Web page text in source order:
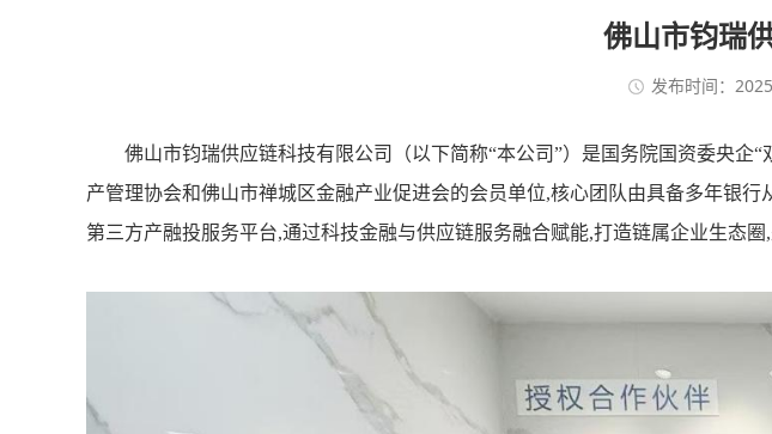
佛山市钧瑞
发布时间：
佛山市钧瑞供应链科技有限公司（以下简称“本公司”）是国务院国资委央企
产管理协会和佛山市禅城区金融产业促进会的会员单位,核心团队由具备多年银
第三方产融投服务平台,通过科技金融与供应链服务融合赋能,打造链属企业生态